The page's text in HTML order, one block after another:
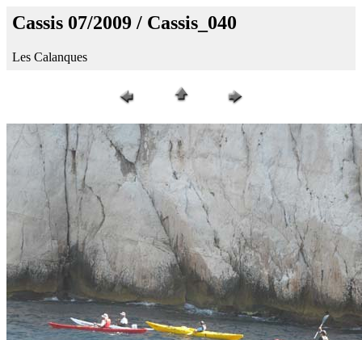
Cassis 07/2009 / Cassis_040
Les Calanques